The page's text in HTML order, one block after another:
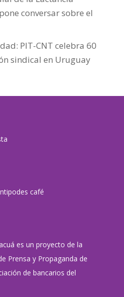
conversar sobre el
PIT-CNT celebra 60
sindical en Uruguay
café
es un proyecto de la
Prensa y Propaganda de
de bancarios del